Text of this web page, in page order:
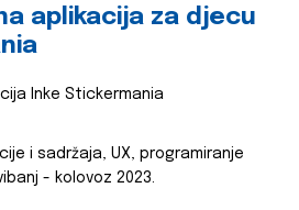
aplikacija za djecu
Inke Stickermania
i sadržaja, UX, programiranje
- kolovoz 2023.